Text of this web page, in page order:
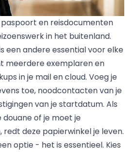
en reisdocumenten
in het buitenland.
een andere essential voor elke
meerdere exemplaren en
in je mail en cloud. Voeg je
toe, noodcontacten van je
van je startdatum. Als
of je moet je
redt deze papierwinkel je leven.
optie - het is essentieel. Kies